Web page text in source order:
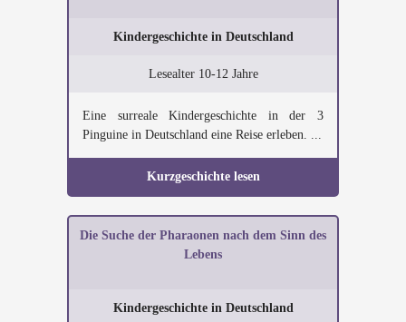
Kindergeschichte in Deutschland
Lesealter 10-12 Jahre
Eine surreale Kindergeschichte in der 3
Pinguine in Deutschland eine Reise erleben. ...
Kurzgeschichte lesen
Die Suche der Pharaonen nach dem Sinn des
Lebens
Kindergeschichte in Deutschland